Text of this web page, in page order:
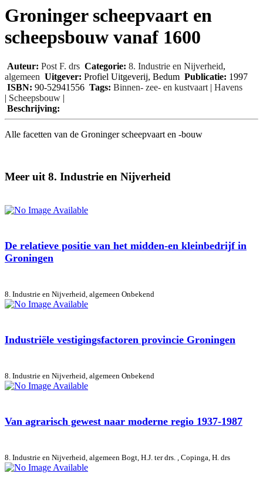
Groninger scheepvaart en
scheepsbouw vanaf 1600
Auteur: Post F. drs Categorie: 8. Industrie en Nijverheid,
algemeen Uitgever: Profiel Uitgeverij, Bedum Publicatie: 1997
ISBN: 90-52941556 Tags: Binnen- zee- en kustvaart | Havens
| Scheepsbouw |
Beschrijving:
Alle facetten van de Groninger scheepvaart en -bouw
Meer uit 8. Industrie en Nijverheid
De relatieve positie van het midden-en kleinbedrijf in
Groningen
8. Industrie en Nijverheid, algemeen Onbekend
Industriële vestigingsfactoren provincie Groningen
8. Industrie en Nijverheid, algemeen Onbekend
Van agrarisch gewest naar moderne regio 1937-1987
8. Industrie en Nijverheid, algemeen Bogt, H.J. ter drs. , Copinga, H. drs